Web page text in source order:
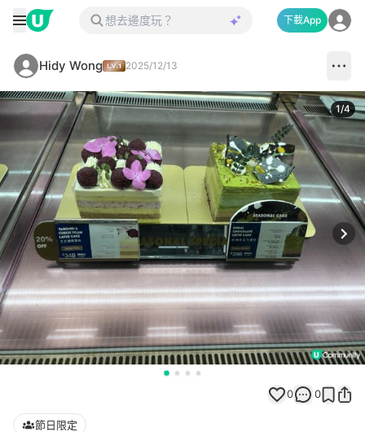
下載App
Hidy Wong 2025/12/13
1/4
0 0
節日限定